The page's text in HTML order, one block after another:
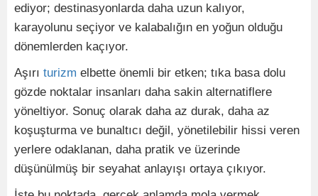
ediyor; destinasyonlarda daha uzun kalıyor,
karayolunu seçiyor ve kalabalığın en yoğun olduğu
dönemlerden kaçıyor.
Aşırı turizm elbette önemli bir etken; tıka basa dolu
gözde noktalar insanları daha sakin alternatiflere
yöneltiyor. Sonuç olarak daha az durak, daha az
koşuşturma ve bunaltıcı değil, yönetilebilir hissi veren
yerlere odaklanan, daha pratik ve üzerinde
düşünülmüş bir seyahat anlayışı ortaya çıkıyor.